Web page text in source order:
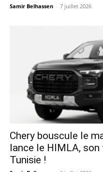
Samir Belhassen - 7 juillet 2026
Chery bouscule le
lance le HIMLA,
Tunisie !